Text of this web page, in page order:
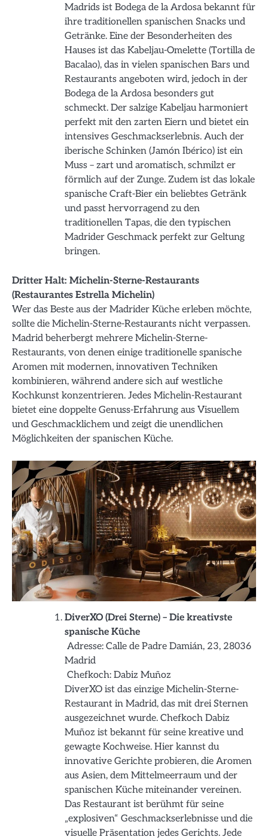
Madrids ist Bodega de la Ardosa bekannt für
ihre traditionellen spanischen Snacks und
Getränke. Eine der Besonderheiten des
Hauses ist das Kabeljau-Omelette (Tortilla de
Bacalao), das in vielen spanischen Bars und
Restaurants angeboten wird, jedoch in der
Bodega de la Ardosa besonders gut
schmeckt. Der salzige Kabeljau harmoniert
perfekt mit den zarten Eiern und bietet ein
intensives Geschmackserlebnis. Auch der
iberische Schinken (Jamón Ibérico) ist ein
Muss – zart und aromatisch, schmilzt er
förmlich auf der Zunge. Zudem ist das lokale
spanische Craft-Bier ein beliebtes Getränk
und passt hervorragend zu den
traditionellen Tapas, die den typischen
Madrider Geschmack perfekt zur Geltung
bringen.
Dritter Halt: Michelin-Sterne-Restaurants
(Restaurantes Estrella Michelin)
Wer das Beste aus der Madrider Küche erleben möchte,
sollte die Michelin-Sterne-Restaurants nicht verpassen.
Madrid beherbergt mehrere Michelin-Sterne-
Restaurants, von denen einige traditionelle spanische
Aromen mit modernen, innovativen Techniken
kombinieren, während andere sich auf westliche
Kochkunst konzentrieren. Jedes Michelin-Restaurant
bietet eine doppelte Genuss-Erfahrung aus Visuellem
und Geschmacklichem und zeigt die unendlichen
Möglichkeiten der spanischen Küche.
DiverXO (Drei Sterne) – Die kreativste
spanische Küche
Adresse: Calle de Padre Damián, 23, 28036
Madrid
Chefkoch: Dabiz Muñoz
DiverXO ist das einzige Michelin-Sterne-
Restaurant in Madrid, das mit drei Sternen
ausgezeichnet wurde. Chefkoch Dabiz
Muñoz ist bekannt für seine kreative und
gewagte Kochweise. Hier kannst du
innovative Gerichte probieren, die Aromen
aus Asien, dem Mittelmeerraum und der
spanischen Küche miteinander vereinen.
Das Restaurant ist berühmt für seine
„explosiven“ Geschmackserlebnisse und die
visuelle Präsentation jedes Gerichts. Jede